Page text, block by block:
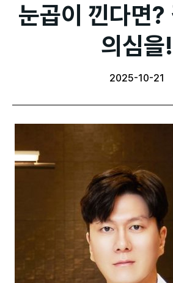
눈곱이 낀다면?
의심을!
2025-10-21